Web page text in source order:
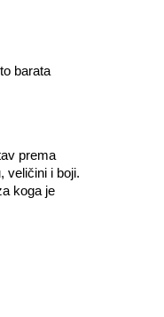
barata
prema
veličini i boji.
koga je